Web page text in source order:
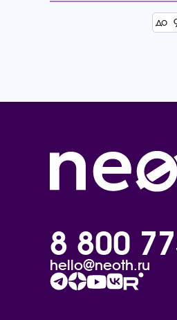
до
8 800
hello@neoth.ru